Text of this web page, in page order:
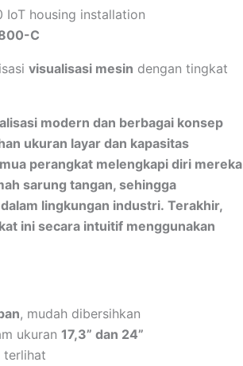
housing installation
C
visualisasi mesin dengan tingkat
modern dan berbagai konsep
ukuran layar dan kapasitas
perangkat melengkapi diri mereka
sarung tangan, sehingga
lingkungan industri. Terakhir,
ini secara intuitif menggunakan
, mudah dibersihkan
ukuran 17,3” dan 24”
terlihat